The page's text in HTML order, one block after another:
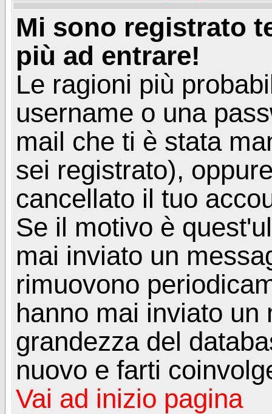
Mi sono registrato
più ad entrare!
Le ragioni più
username o una
mail che ti è stata
sei registrato),
cancellato il tuo
Se il motivo è
mai inviato un
rimuovono
hanno mai inviato
grandezza del
nuovo e farti
Vai ad inizio pagina